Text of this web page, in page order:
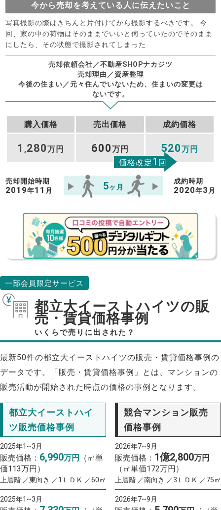
今から売却を考えている人に伝えたいこと
写真撮影の際はきちんと片付けてから撮影するべきです。 今
回、家の中の荷物はそのままでいいと伺っていたのでそのまま
にしたら、その状態で撮影されてしまった
売却依頼会社／不動産SHOPナカジツ
売却理由／資産整理
今後の住まい／元々住んでいないため、住まいの変更は
ないです。
購入価格 売出価格 成約価格
1 ,280万円 600万円 520万円
価格改定1 回
売却開始時期
2019年11 月 5ヶ月
成約時期
2020年3 月
一部会員限定サービス
都立大イーストハイツの販
売・賃貸価格事例
いくらで売りに出された？
最新50件の都立大イーストハイツの販売・賃貸価格事例の
データです。「販売・賃貸価格事例」とは、マンションの
販売活動が開始された時点の価格の事例となります。
都立大イーストハイ
ツ販売価格事例
2025年1~3月
販売価格： 6,990万円
（㎡単
価113万円）
上層階 ／東向き ／1ＬＤＫ ／60㎡
2025年1~3月
競合マンション販売
価格事例
2026年7~9月
販売価格： 1億2,800万円
（㎡単価172万円）
上層階 ／南向き ／3ＬＤＫ ／75㎡
2026年7~9月